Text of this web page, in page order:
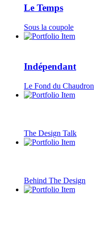
Le Temps
Sous la coupole
Indépendant
Le Fond du Chaudron
The Design Talk
Behind The Design